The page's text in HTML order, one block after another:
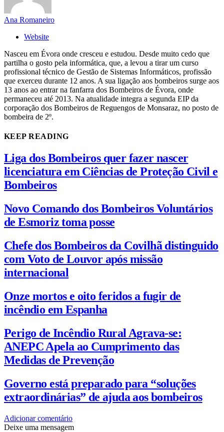
Ana Romaneiro
Website
Nasceu em Évora onde cresceu e estudou. Desde muito cedo que
partilha o gosto pela informática, que, a levou a tirar um curso
profissional técnico de Gestão de Sistemas Informáticos, profissão
que exerceu durante 12 anos. A sua ligação aos bombeiros surge aos
13 anos ao entrar na fanfarra dos Bombeiros de Évora, onde
permaneceu até 2013. Na atualidade integra a segunda EIP da
corporação dos Bombeiros de Reguengos de Monsaraz, no posto de
bombeira de 2º.
KEEP READING
Liga dos Bombeiros quer fazer nascer
licenciatura em Ciências de Proteção Civil e
Bombeiros
Novo Comando dos Bombeiros Voluntários
de Esmoriz toma posse
Chefe dos Bombeiros da Covilhã distinguido
com Voto de Louvor após missão
internacional
Onze mortos e oito feridos a fugir de
incêndio em Espanha
Perigo de Incêndio Rural Agrava-se:
ANEPC Apela ao Cumprimento das
Medidas de Prevenção
Governo está preparado para “soluções
extraordinárias” de ajuda aos bombeiros
Adicionar comentário
Deixe uma mensagem